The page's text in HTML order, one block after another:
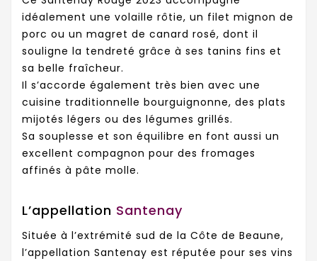
idéalement une volaille rôtie, un filet mignon de
porc ou un magret de canard rosé, dont il
souligne la tendreté grâce à ses tanins fins et
sa belle fraîcheur.
Il s’accorde également très bien avec une
cuisine traditionnelle bourguignonne, des plats
mijotés légers ou des légumes grillés.
Sa souplesse et son équilibre en font aussi un
excellent compagnon pour des fromages
affinés à pâte molle.
L’appellation Santenay
Située à l’extrémité sud de la Côte de Beaune,
l’appellation Santenay est réputée pour ses vins